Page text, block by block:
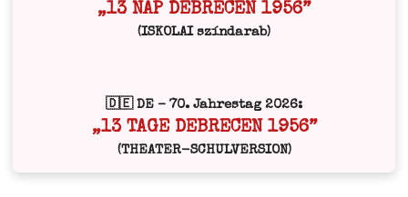
„13 NAP DEBRECEN 1956”
(ISKOLAI színdarab)
🇩🇪 DE – 70. Jahrestag 2026:
„13 TAGE DEBRECEN 1956”
(THEATER-SCHULVERSION)